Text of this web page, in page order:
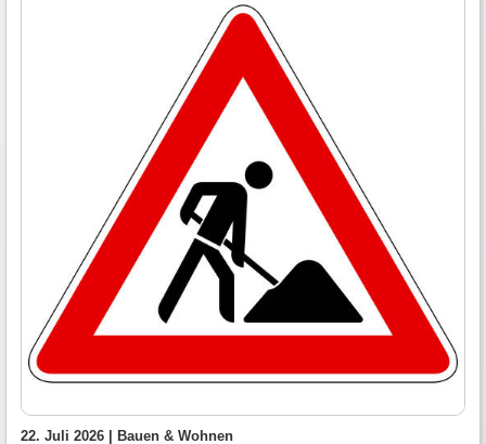
22. Juli 2026 | Bauen & Wohnen